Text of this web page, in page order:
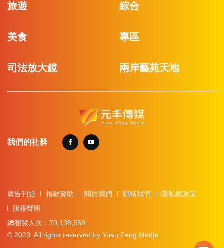
旅遊 綜合
美食 專區
司法放大鏡 兩岸藝苑天地
我們的社群
廣告刊登 捐款贊助 關於我們 聯絡我們
隱私權政策
版權聲明
總瀏覽人次：70,138,558
© 2023. All rights reserved by Yuan Feng Media.